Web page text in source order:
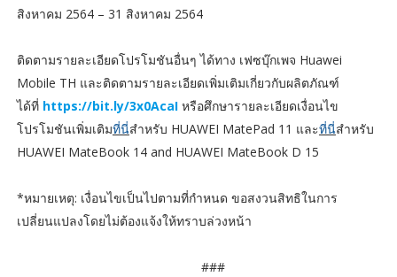
สิงหาคม 2564 – 31 สิงหาคม 2564
ติดตามรายละเอียดโปรโมชันอื่นๆ ได้ทาง เฟซบุ๊กเพจ Huawei
Mobile TH และติดตามรายละเอียดเพิ่มเติมเกี่ยวกับผลิตภัณฑ์
ได้ที่ https://bit.ly/3x0AcaIหรือศึกษารายละเอียดเงื่อนไข
โปรโมชันเพิ่มเติมที่นี่สำหรับ HUAWEI MatePad 11 และที่นี่สำหรับ
HUAWEI MateBook 14 and HUAWEI MateBook D 15
*หมายเหตุ: เงื่อนไขเป็นไปตามที่กำหนด ขอสงวนสิทธิในการ
เปลี่ยนแปลงโดยไม่ต้องแจ้งให้ทราบล่วงหน้า
###